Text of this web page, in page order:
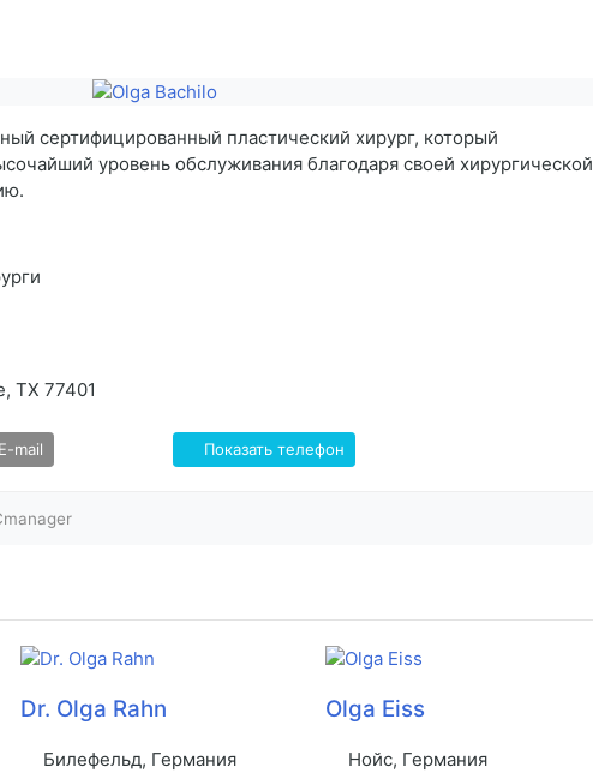
сертифицированный пластический хирург, который
уровень обслуживания благодаря своей хирургической
TX 77401
mail Показать телефон
Dr. Olga Rahn
Билефельд, Германия
Olga Eiss
Нойс, Германия